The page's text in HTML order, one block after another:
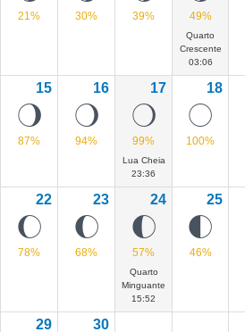
21% 30% 39% 49%
Quarto
Crescente
03:06
15
Q
87%
16
P
94%
17
O
99%
Lua Cheia
23:36
18
@
100%
22
J
78%
23
I
68%
24
H
57%
Quarto
Minguante
15:52
25
G
46%
29 30